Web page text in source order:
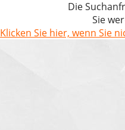
Die
Sie
Klicken Sie hier, wenn Sie